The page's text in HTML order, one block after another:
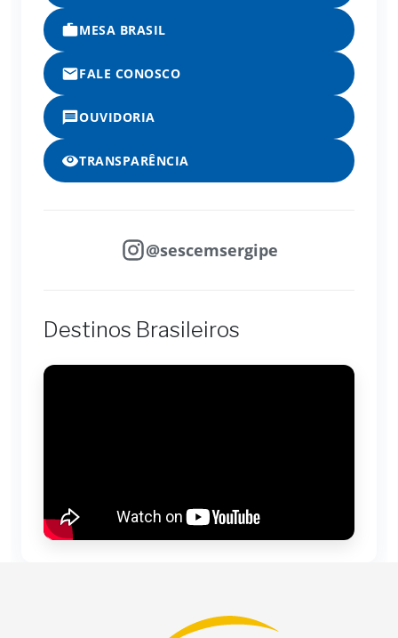
MESA BRASIL
FALE CONOSCO
OUVIDORIA
TRANSPARÊNCIA
@sescemsergipe
Destinos Brasileiros